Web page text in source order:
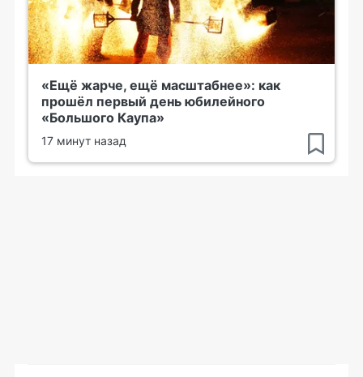
«Ещё жарче, ещё масштабнее»: как
прошёл первый день юбилейного
«Большого Каупа»
17 минут назад